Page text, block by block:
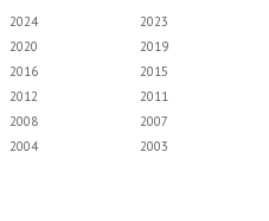
2024
2023
2020
2019
2016
2015
2012
2011
2008
2007
2004
2003